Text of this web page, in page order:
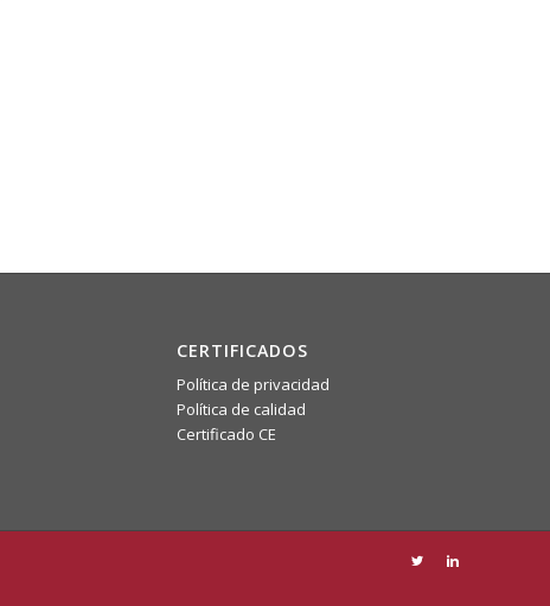
CERTIFICADOS
Política de privacidad
Política de calidad
Certificado CE